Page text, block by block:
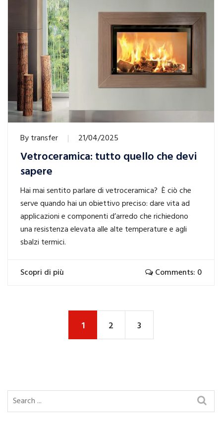
Bytransfer 21/04/2025
Vetroceramica: tutto quello che devi
sapere
Hai mai sentito parlare di vetroceramica? È ciò che
serve quando hai un obiettivo preciso: dare vita ad
applicazioni e componenti d’arredo che richiedono
una resistenza elevata alle alte temperature e agli
sbalzi termici.
Scopri di più Comments: 0
1 2 3